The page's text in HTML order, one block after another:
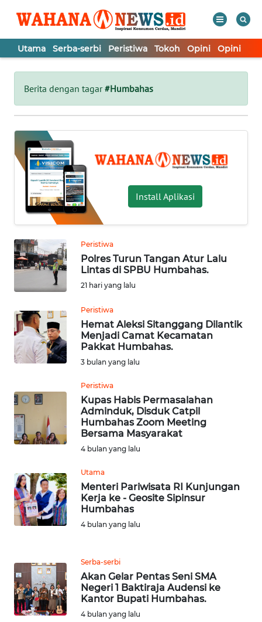
Utama Serba-serbi Peristiwa Tokoh Opini Opini
Berita dengan tagar#Humbahas
Install Aplikasi
Peristiwa
Polres Turun Tangan Atur Lalu
Lintas di SPBU Humbahas.
21 hari yang lalu
Peristiwa
Hemat Aleksi Sitanggang Dilantik
Menjadi Camat Kecamatan
Pakkat Humbahas.
3 bulan yang lalu
Peristiwa
Kupas Habis Permasalahan
Adminduk, Disduk Catpil
Humbahas Zoom Meeting
Bersama Masyarakat
4 bulan yang lalu
Utama
Menteri Pariwisata RI Kunjungan
Kerja ke - Geosite Sipinsur
Humbahas
4 bulan yang lalu
Serba-serbi
Akan Gelar Pentas Seni SMA
Negeri 1 Baktiraja Audensi ke
Kantor Bupati Humbahas.
4 bulan yang lalu
Tutup
UTAMA
SERBA-
SERBI
PERISTIWA
TOKOH
OPINI
OPINI
Informasi
INDEKS
BERITA
KONTAK
KAMI
INFO
TENTANG
KAMI
PEDOMAN
REDAKSI
KARIR